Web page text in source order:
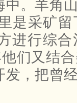
中。羊角
是采矿
进行综
们又结
，把曾